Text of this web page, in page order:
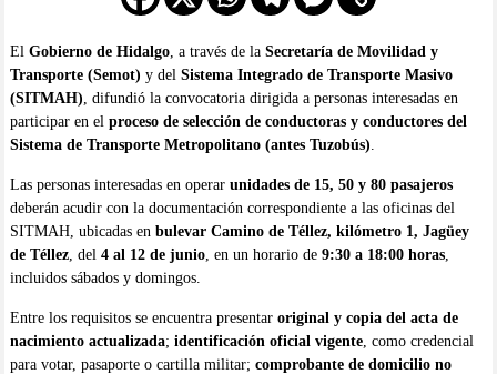
El Gobierno de Hidalgo, a través de la Secretaría de Movilidad y
Transporte (Semot) y del Sistema Integrado de Transporte Masivo
(SITMAH) , difundió la convocatoria dirigida a personas interesadas en
participar en el proceso de selección de conductoras y conductores del
Sistema de Transporte Metropolitano (antes Tuzobús)
Las personas interesadas en operar unidades de 15, 50 y 80 pasajeros
deberán acudir con la documentación correspondiente a las oficinas del
SITMAH, ubicadas en bulevar Camino de Téllez, kilómetro 1, Jagüey
de Téllez, del 4 al 12 de junio, en un horario de 9:30 a 18:00 horas,
incluidos sábados y domingos.
Entre los requisitos se encuentra presentar original y copia del acta de
nacimiento actualizada; identificación oficial vigente, como credencial
para votar, pasaporte o cartilla militar; comprobante de domicilio no